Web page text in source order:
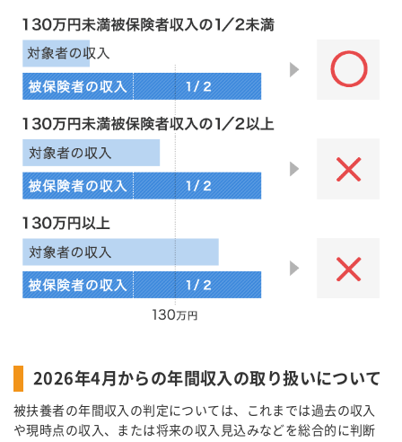
2026年4月からの年間収入の取り扱いについて
被扶養者の年間収入の判定については、これまでは過去の収入
や現時点の収入、または将来の収入見込みなどを総合的に判断